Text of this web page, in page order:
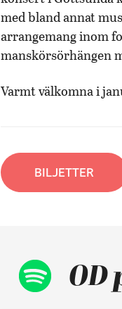
med bland annat
arrangemang inom
manskörsörhängen
Varmt välkomna i
BILJETTER
OD